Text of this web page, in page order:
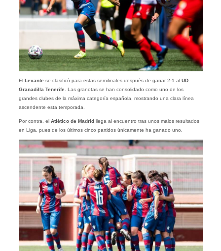
El Levante se clasificó para estas semifinales después de ganar 2-1 al UD
Granadilla Tenerife. Las granotas se han consolidado como uno de los
grandes clubes de la máxima categoría española, mostrando una clara línea
ascendente esta temporada.
Por contra, el Atlético de Madridllega al encuentro tras unos malos resultados
en Liga, pues de los últimos cinco partidos únicamente ha ganado uno.